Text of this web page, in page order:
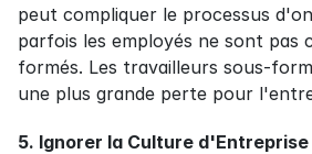
peut compliquer le processus
parfois les employés ne sont pas
formés. Les travailleurs sous-
une plus grande perte pour
5. Ignorer la Culture d'Entreprise